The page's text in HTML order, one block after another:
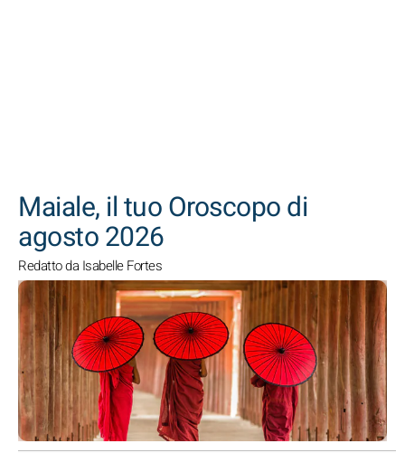
Maiale, il tuo Oroscopo di
agosto 2026
Redatto da Isabelle Fortes